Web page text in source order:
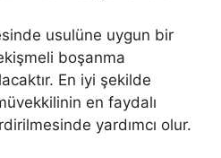
usulüne uygun bir
boşanma
En iyi şekilde
en faydalı
yardımcı olur.